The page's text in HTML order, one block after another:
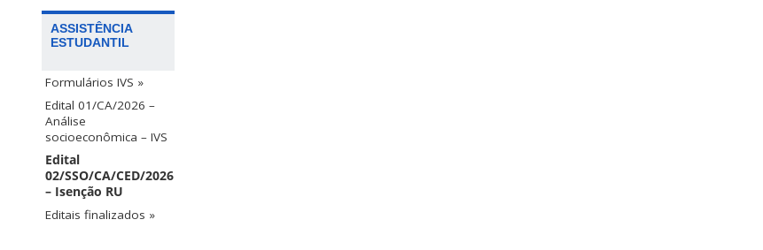
ASSISTÊNCIA
ESTUDANTIL
Formulários IVS »
Edital 01/CA/2026 –
Análise
socioeconômica – IVS
Edital
02/SSO/CA/CED/2026
– Isenção RU
Editais finalizados »